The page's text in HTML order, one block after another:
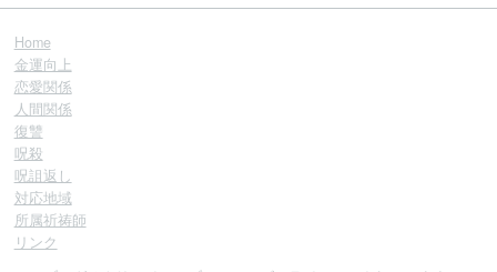
Home
金運向上
恋愛関係
人間関係
復讐
呪殺
呪詛返し
対応地域
所属祈祷師
リンク